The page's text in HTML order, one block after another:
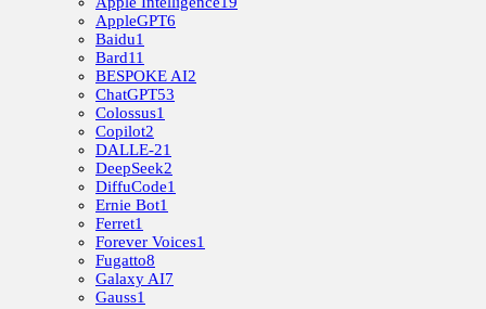
AppleGPT6
Baidu1
Bard11
BESPOKE AI2
ChatGPT53
Colossus1
Copilot2
DALLE-21
DeepSeek2
DiffuCode1
Ernie Bot1
Ferret1
Forever Voices1
Fugatto8
Galaxy AI7
Gauss1